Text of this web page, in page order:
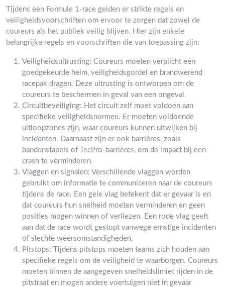
Tijdens een Formule 1-race gelden er strikte regels en
veiligheidsvoorschriften om ervoor te zorgen dat zowel de
coureurs als het publiek veilig blijven. Hier zijn enkele
belangrijke regels en voorschriften die van toepassing zijn:
Veiligheidsuitrusting: Coureurs moeten verplicht een
goedgekeurde helm, veiligheidsgordel en brandwerend
racepak dragen. Deze uitrusting is ontworpen om de
coureurs te beschermen in geval van een ongeval.
Circuitbeveiliging: Het circuit zelf moet voldoen aan
specifieke veiligheidsnormen. Er moeten voldoende
uitloopzones zijn, waar coureurs kunnen uitwijken bij
incidenten. Daarnaast zijn er ook barrières, zoals
bandenstapels of TecPro-barrières, om de impact bij een
crash te verminderen.
Vlaggen en signalen: Verschillende vlaggen worden
gebruikt om informatie te communiceren naar de coureurs
tijdens de race. Een gele vlag betekent dat er gevaar is en
dat coureurs hun snelheid moeten verminderen en geen
posities mogen winnen of verliezen. Een rode vlag geeft
aan dat de race wordt gestopt vanwege ernstige incidenten
of slechte weersomstandigheden.
Pitstops: Tijdens pitstops moeten teams zich houden aan
specifieke regels om de veiligheid te waarborgen. Coureurs
moeten binnen de aangegeven snelheidslimiet rijden in de
pitstraat en mogen andere voertuigen niet in gevaar